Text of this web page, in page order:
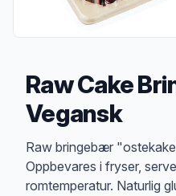
Raw Cake
Vegansk
Produktbeskrivelse
Raw bringebær
Oppbevares i fryser,
romtemperatur. Naturlig